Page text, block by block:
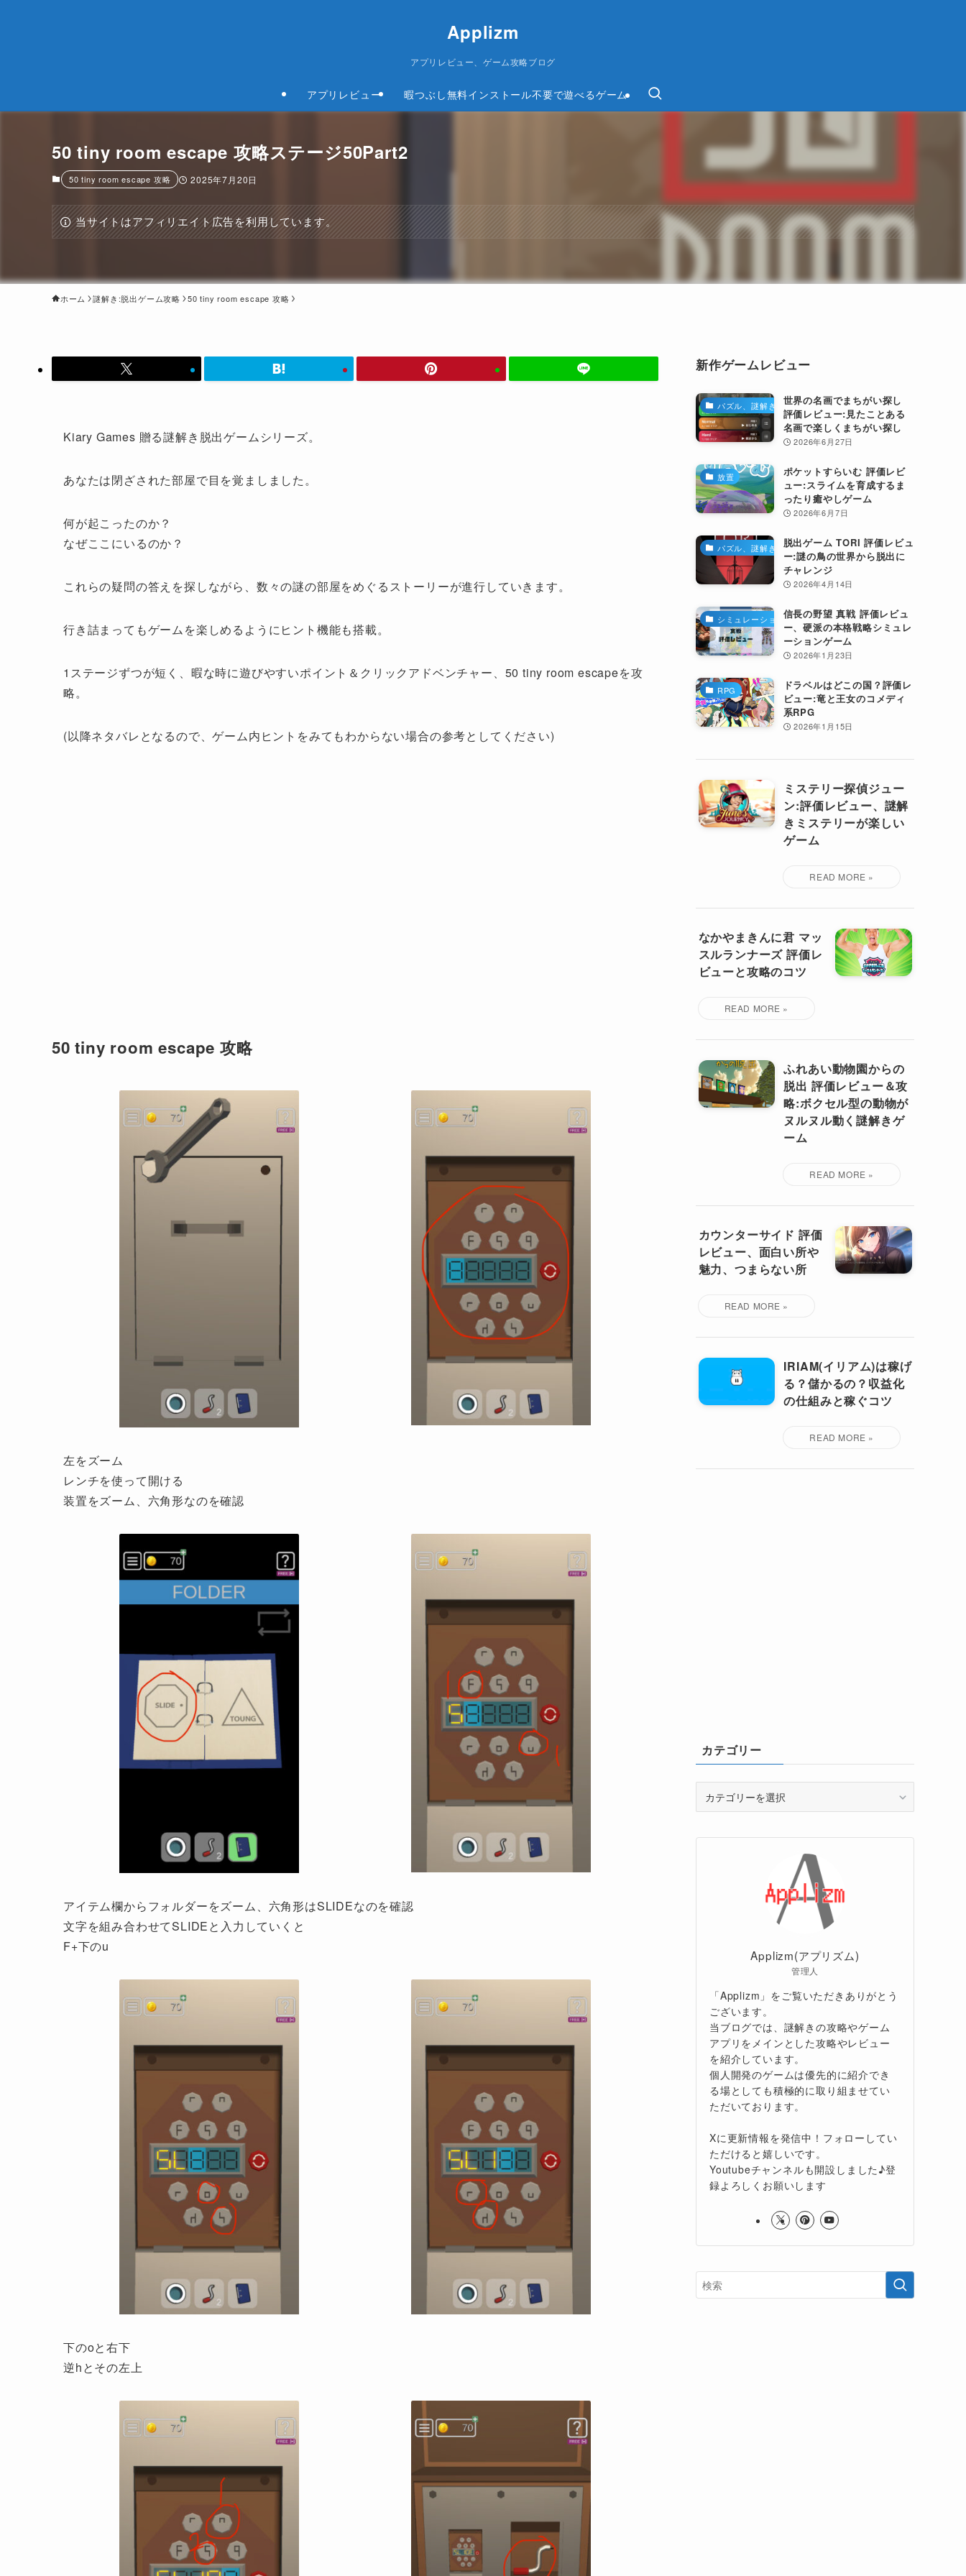
Applizm
アプリレビュー、ゲーム攻略ブログ
アプリレビュー 暇つぶし無料インストール不要で遊べるゲーム
50 tiny room escape 攻略ステージ50Part2
50 tiny room escape 攻略 2025年7月20日
当サイトはアフィリエイト広告を利用しています。
ホーム 謎解き:脱出ゲーム攻略 50 tiny room escape 攻略
Kiary Games 贈る謎解き脱出ゲームシリーズ。
あなたは閉ざされた部屋で目を覚ましました。
何が起こったのか？
なぜここにいるのか？
これらの疑問の答えを探しながら、数々の謎の部屋をめぐるストーリーが進行していきます。
行き詰まってもゲームを楽しめるようにヒント機能も搭載。
1ステージずつが短く、暇な時に遊びやすいポイント＆クリックアドベンチャー、50 tiny room escapeを攻
略。
(以降ネタバレとなるので、ゲーム内ヒントをみてもわからない場合の参考としてください)
50 tiny room escape 攻略
左をズーム
レンチを使って開ける
装置をズーム、六角形なのを確認
アイテム欄からフォルダーをズーム、六角形はSLIDEなのを確認
文字を組み合わせてSLIDEと入力していくと
F+下のu
下のoと右下
逆hとその左上
新作ゲームレビュー
パズル、謎解き
世界の名画でまちがい探し
評価レビュー:見たことある
名画で楽しくまちがい探し
2026年6月27日
放置
ポケットすらいむ 評価レビ
ュー:スライムを育成するま
ったり癒やしゲーム
2026年6月7日
パズル、謎解き
脱出ゲーム TORI 評価レビュ
ー:謎の鳥の世界から脱出に
チャレンジ
2026年4月14日
シミュレーション信長の野望 真戦 評価レビュ
ー、硬派の本格戦略シミュレ
ーションゲーム
2026年1月23日
RPG
ドラベルはどこの国？評価レ
ビュー:竜と王女のコメディ
系RPG
2026年1月15日
ミステリー探偵ジュー
ン:評価レビュー、謎解
きミステリーが楽しい
ゲーム
なかやまきんに君 マッ
スルランナーズ 評価レ
ビューと攻略のコツ
ふれあい動物園からの
脱出 評価レビュー＆攻
略:ボクセル型の動物が
ヌルヌル動く謎解きゲ
ーム
カウンターサイド 評価
レビュー、面白い所や
魅力、つまらない所
IRIAM(イリアム)は稼げ
る？儲かるの？収益化
の仕組みと稼ぐコツ
カテゴリー
リ
Applizm(アプリズム)
管理人
「Applizm」をご覧いただきありがとう
ございます。
当ブログでは、謎解きの攻略やゲーム
アプリをメインとした攻略やレビュー
を紹介しています。
個人開発のゲームは優先的に紹介でき
る場としても積極的に取り組ませてい
ただいております。
Xに更新情報を発信中！フォローしてい
ただけると嬉しいです。
Youtubeチャンネルも開設しました♪登
録よろしくお願いします